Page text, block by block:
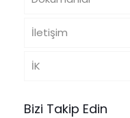
İletişim
İK
Bizi Takip Edin